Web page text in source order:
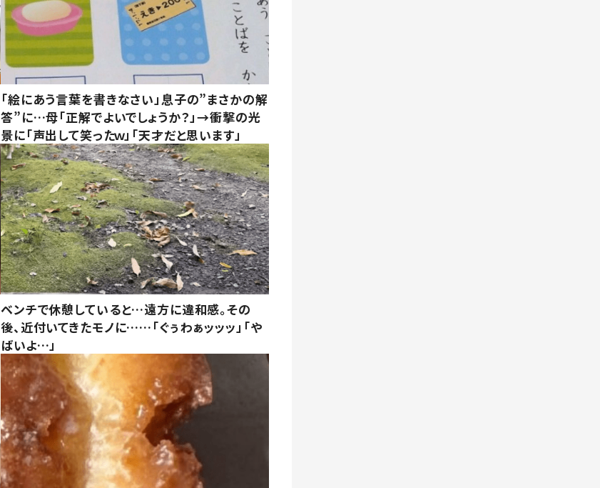
「絵にあう言葉を書きなさい」息子の”まさかの解
答”に…母「正解でよいでしょうか？」→衝撃の光
景に「声出して笑ったｗ」「天才だと思います」
ベンチで休憩していると…遠方に違和感。その
後、近付いてきたモノに……「ぐぅわぁッッッ」「や
ばいよ…」